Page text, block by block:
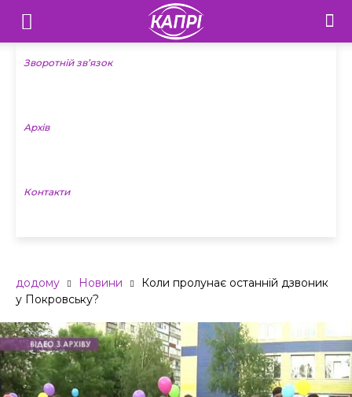
Телебачення
«Капрі»
Новини
Зворотній зв’язок
Архів
Контакти
додому Новини
Коли пролунає останній дзвоник
у Покровську?